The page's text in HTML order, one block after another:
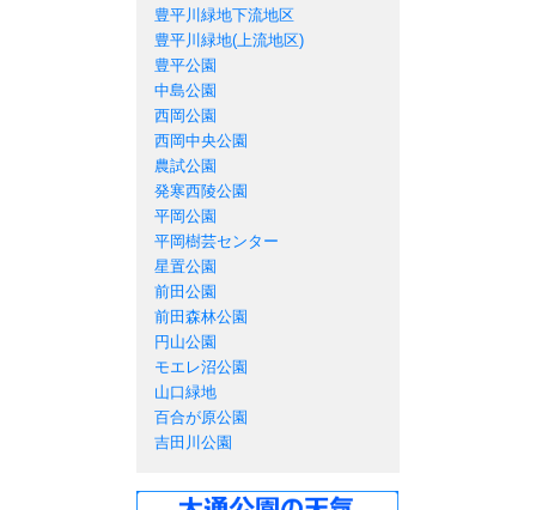
豊平川緑地下流地区
豊平川緑地(上流地区)
豊平公園
中島公園
西岡公園
西岡中央公園
農試公園
発寒西陵公園
平岡公園
平岡樹芸センター
星置公園
前田公園
前田森林公園
円山公園
モエレ沼公園
山口緑地
百合が原公園
吉田川公園